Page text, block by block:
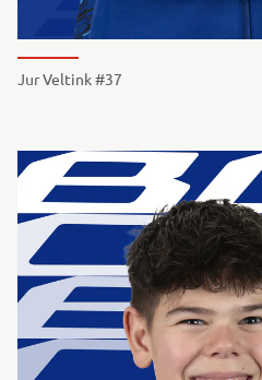
Jur Veltink #37